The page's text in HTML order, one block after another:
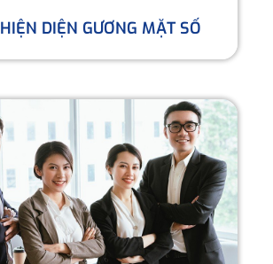
HIỆN DIỆN GƯƠNG MẶT SỐ